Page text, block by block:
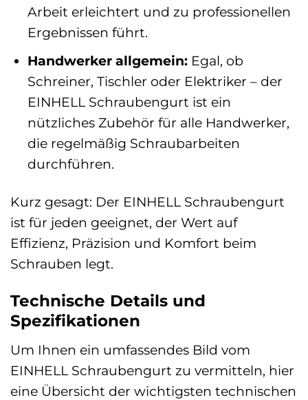
Arbeit erleichtert und zu professionellen
Ergebnissen führt.
Handwerker allgemein:Egal, ob
Schreiner, Tischler oder Elektriker – der
EINHELL Schraubengurt ist ein
nützliches Zubehör für alle Handwerker,
die regelmäßig Schraubarbeiten
durchführen.
Kurz gesagt: Der EINHELL Schraubengurt
ist für jeden geeignet, der Wert auf
Effizienz, Präzision und Komfort beim
Schrauben legt.
Technische Details und
Spezifikationen
Um Ihnen ein umfassendes Bild vom
EINHELL Schraubengurt zu vermitteln, hier
eine Übersicht der wichtigsten technischen